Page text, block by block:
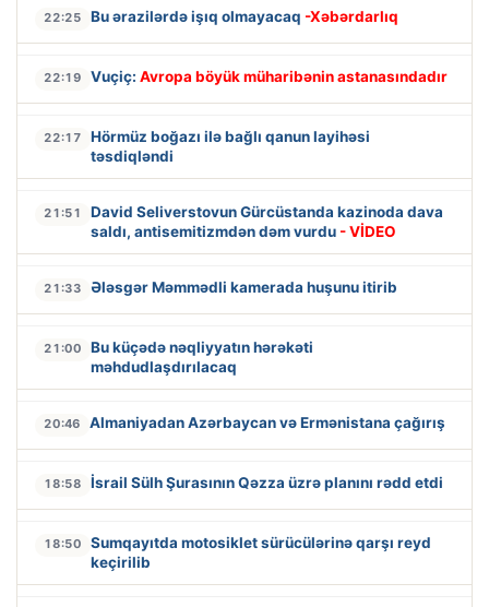
22:25 Bu ərazilərdə işıq olmayacaq -Xəbərdarlıq
22:19 Vuçiç: Avropa böyük müharibənin astanasındadır
22:17
Hörmüz boğazı ilə bağlı qanun layihəsi
təsdiqləndi
21:51
David Seliverstovun Gürcüstanda kazinoda dava
saldı, antisemitizmdən dəm vurdu - VİDEO
21:33 Ələsgər Məmmədli kamerada huşunu itirib
21:00
Bu küçədə nəqliyyatın hərəkəti
məhdudlaşdırılacaq
20:46 Almaniyadan Azərbaycan və Ermənistana çağırış
18:58 İsrail Sülh Şurasının Qəzza üzrə planını rədd etdi
18:50
Sumqayıtda motosiklet sürücülərinə qarşı reyd
keçirilib